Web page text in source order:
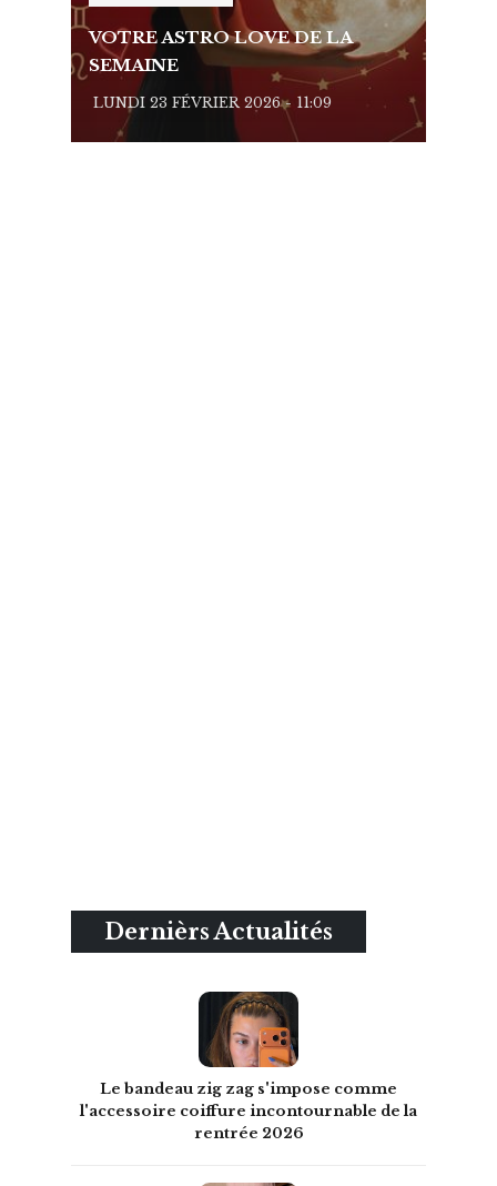
VOTRE ASTRO LOVE DE LA
SEMAINE
LUNDI 23 FÉVRIER 2026 - 11:09
Dernièrs Actualités
Le bandeau zig zag s'impose comme
l'accessoire coiffure incontournable de la
rentrée 2026